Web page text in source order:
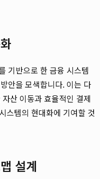
기반으로 한 금융 시스템
안을 모색합니다. 이는 다
산 이동과 효율적인 결제
스템의 현대화에 기여할 것
설계